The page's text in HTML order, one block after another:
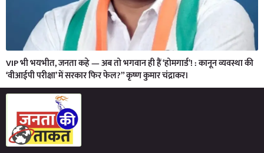
VIP भी भयभीत, जनता कहे — अब तो भगवान ही हैं ‘होमगार्ड’! : कानून व्यवस्था की
‘वीआईपी परीक्षा’ में सरकार फिर फेल?” कृष्ण कुमार चंद्राकर।